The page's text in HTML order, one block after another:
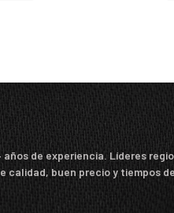
de experiencia. Líderes
calidad, buen precio y tiempos